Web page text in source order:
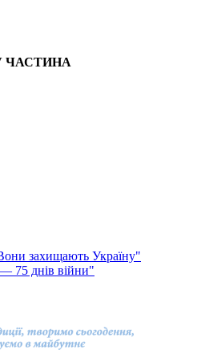
ЧАСТИНА
захищають Україну"
75 днів війни"